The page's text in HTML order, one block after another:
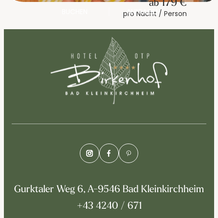
pro Nacht / Person
ANFRAGEN
Gurktaler Weg 6, A-9546 Bad Kleinkirchheim
+43 4240 / 671